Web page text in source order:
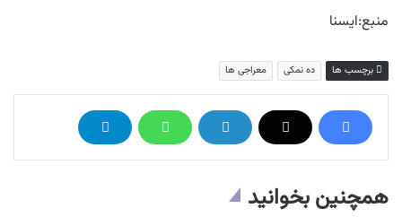
منبع:ایسنا
برچسب ها ده نمکی معراجی ها
همچنین بخوانید